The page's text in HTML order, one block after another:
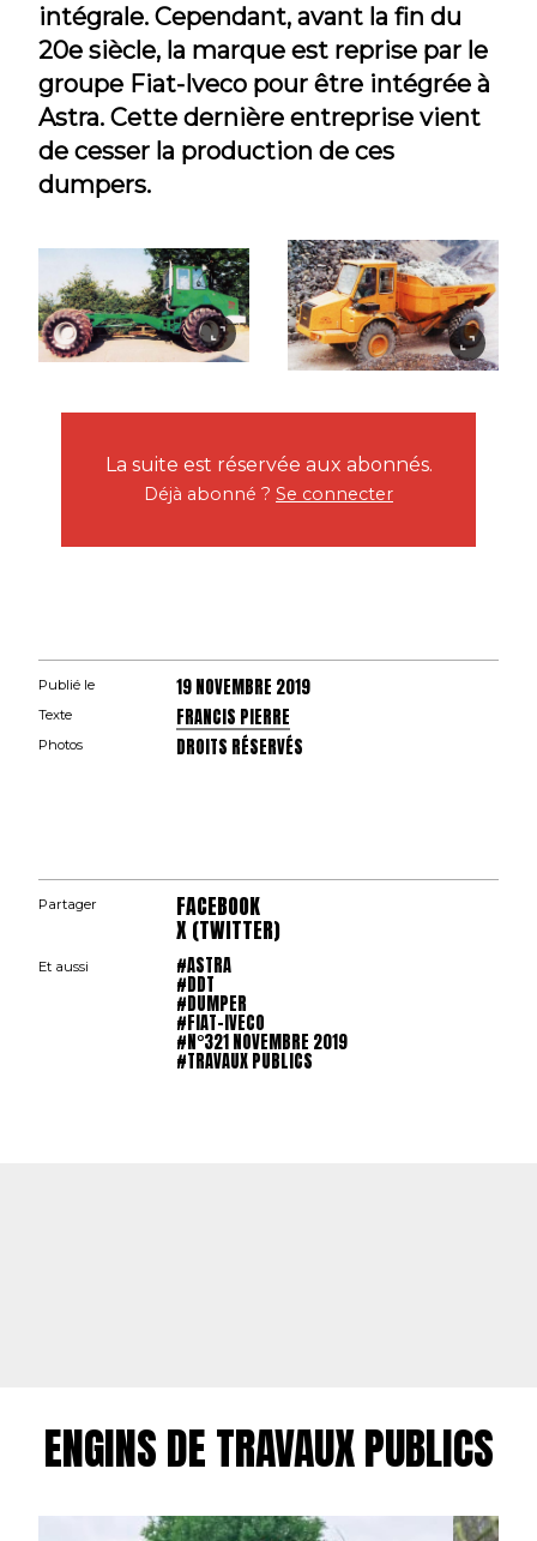
intégrale. Cependant, avant la fin du
20e siècle, la marque est reprise par le
groupe Fiat-Iveco pour être intégrée à
Astra. Cette dernière entreprise vient
de cesser la production de ces
dumpers.
La suite est réservée aux abonnés.
Déjà abonné ? Se connecter
Publié le 19 NOVEMBRE 2019
Texte FRANCIS PIERRE
Photos DROITS RÉSERVÉS
Partager FACEBOOK
X (TWITTER)
Et aussi #ASTRA
#DDT
#DUMPER
#FIAT-IVECO
#N°321 NOVEMBRE 2019
#TRAVAUX PUBLICS
ENGINS DE TRAVAUX PUBLICS